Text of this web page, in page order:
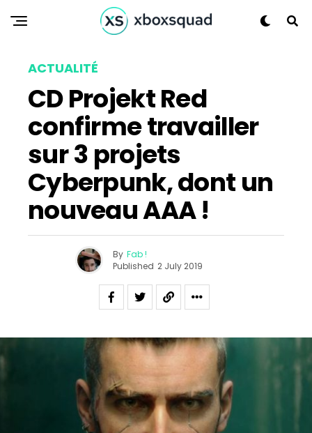
ACTUALITÉ
CD Projekt Red
confirme travailler
sur 3 projets
Cyberpunk, dont un
nouveau AAA !
By Fab !
Published 2 July 2019